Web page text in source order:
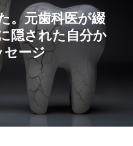
。元歯科医が綴
隠された自分か
セージ